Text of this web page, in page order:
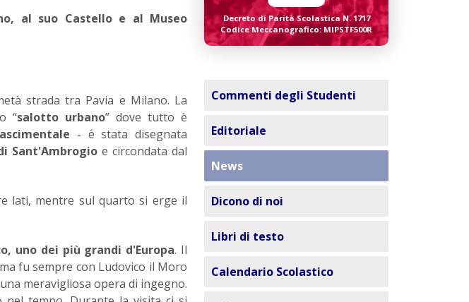
al suo Castello e al Museo
strada tra Pavia e Milano. La
“salotto urbano” dove tutto è
- è stata disegnata
Sant'Ambrogio e circondata dal
lati, mentre sul quarto si erge il
uno dei più grandi d'Europa. Il
fu sempre con Ludovico il Moro
meravigliosa opera di ingegno.
Decreto di Parità Scolastica N. 1717
Codice Meccanografico: MIPSTF500R
Commenti degli Studenti
Editoriale
News
Dicono di noi
Libri di testo
Calendario Scolastico